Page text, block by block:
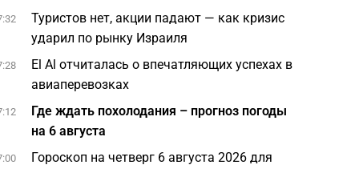
Туристов нет, акции падают — как кризис
ударил по рынку Израиля
El Al отчиталась о впечатляющих успехах в
авиаперевозках
Где ждать похолодания – прогноз погоды
на 6 августа
Гороскоп на четверг 6 августа 2026 для